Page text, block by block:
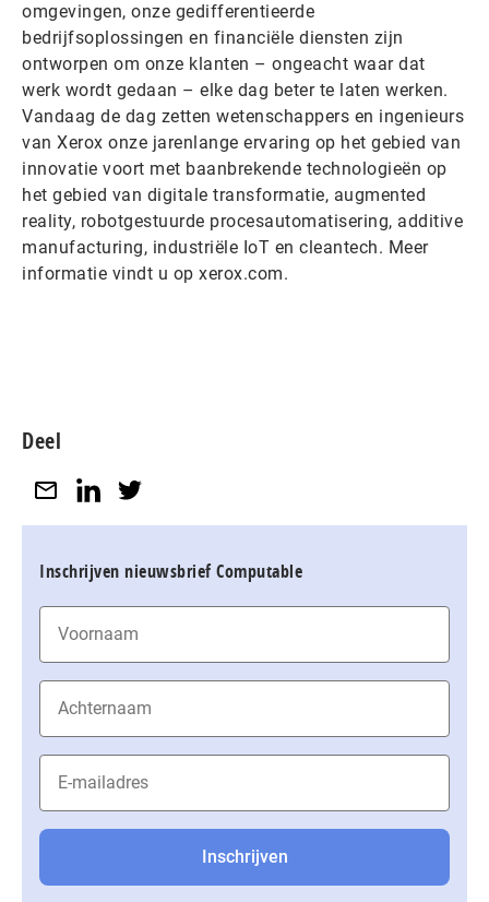
omgevingen, onze gedifferentieerde
bedrijfsoplossingen en financiële diensten zijn
ontworpen om onze klanten – ongeacht waar dat
werk wordt gedaan – elke dag beter te laten werken.
Vandaag de dag zetten wetenschappers en ingenieurs
van Xerox onze jarenlange ervaring op het gebied van
innovatie voort met baanbrekende technologieën op
het gebied van digitale transformatie, augmented
reality, robotgestuurde procesautomatisering, additive
manufacturing, industriële IoT en cleantech. Meer
informatie vindt u op xerox.com.
Deel
Inschrijven nieuwsbrief Computable